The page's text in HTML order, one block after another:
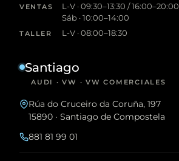
VENTAS
L-V · 09:30–13:30 / 16:00–20:00
Sáb · 10:00–14:00
TALLER L-V · 08:00–18:30
Santiago
AUDI · VW · VW COMERCIALES
Rúa do Cruceiro da Coruña, 197
15890 · Santiago de Compostela
881 81 99 01